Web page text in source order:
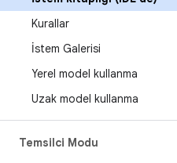
Kurallar
İstem Galerisi
Yerel model kullanma
Uzak model kullanma
Temsilci Modu